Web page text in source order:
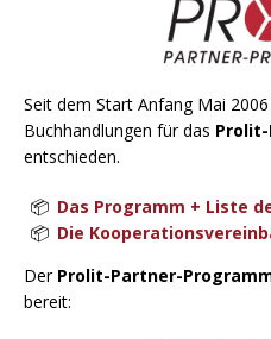
Seit dem Start Anfang Mai
Buchhandlungen für das Prolit-
entschieden.
Das Programm + Liste
Die
Der Prolit-Partner-
bereit: